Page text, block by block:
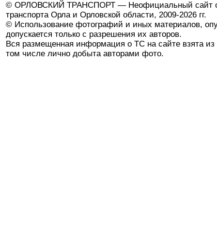
© ОРЛОВСКИЙ ТРАНСПОРТ — Неофициальный сайт
транспорта Орла и Орловской области, 2009-2026 гг.
© Использование фотографий и иных материалов,
допускается только с разрешения их авторов.
Вся размещенная информация о ТС на сайте взята из
том числе лично добыта авторами фото.